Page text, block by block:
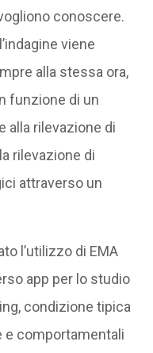
conoscere.
viene
alla stessa ora,
funzione di un
alla rilevazione di
rilevazione di
attraverso un
l’utilizzo di EMA
app per lo studio
condizione tipica
e comportamentali